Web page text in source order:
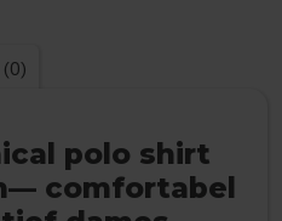
polo shirt
comfortabel